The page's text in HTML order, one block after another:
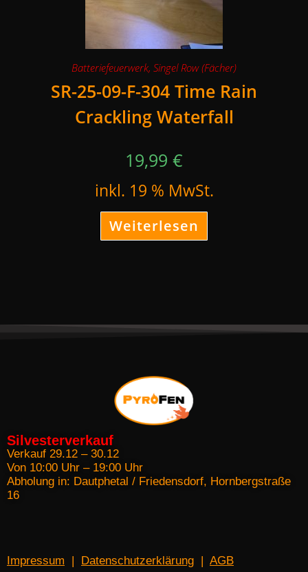
Batteriefeuerwerk, Singel Row (Fächer)
SR-25-09-F-304 Time Rain
Crackling Waterfall
19,99 €
inkl. 19 % MwSt.
Weiterlesen
Silvesterverkauf
Verkauf 29.12 – 30.12
Von 10:00 Uhr – 19:00 Uhr
Abholung in: Dautphetal / Friedensdorf, Hornbergstraße
16
Impressum | Datenschutzerklärung | AGB